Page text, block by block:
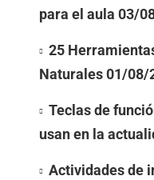
para el aula 03/
25
Naturales01/08/
Teclas de
usan en la
Actividades de